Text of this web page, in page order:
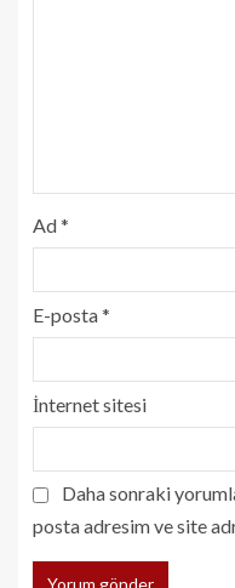
Ad*
E-posta*
İnternet sitesi
Daha sonraki
posta adresim ve site